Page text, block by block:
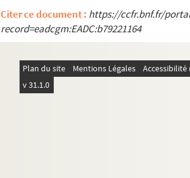
Citer ce document : https://ccfr.bnf.fr/
record=eadcgm:EADC:b79221164
Plan du site Mentions Légales
v 31.1.0